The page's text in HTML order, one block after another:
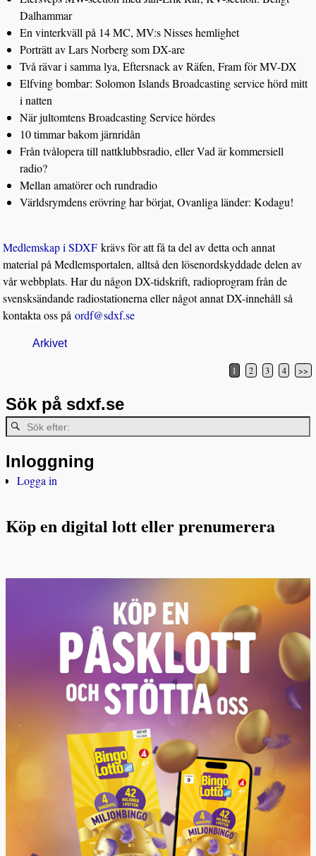
Dalhammar
En vinterkväll på 14 MC, MV:s Nisses hemlighet
Porträtt av Lars Norberg som DX-are
Två rävar i samma lya, Eftersnack av Räfen, Fram för MV-DX
Elfving bombar: Solomon Islands Broadcasting service hörd mitt
i natten
När jultomtens Broadcasting Service hördes
10 timmar bakom järnridån
Från tvålopera till nattklubbsradio, eller Vad är kommersiell
radio?
Mellan amatörer och rundradio
Världsrymdens erövring har börjat, Ovanliga länder: Kodagu!
Medlemskap i SDXF krävs för att få ta del av detta och annat
material på Medlemsportalen, alltså den lösenordskyddade delen av
vår webbplats. Har du någon DX-tidskrift, radioprogram från de
svensksändande radiostationerna eller något annat DX-innehåll så
kontakta oss påordf@sdxf.se
Arkivet
1 2 3 4 >>
Sök på sdxf.se
Inloggning
Logga in
Köp en digital lott eller prenumerera